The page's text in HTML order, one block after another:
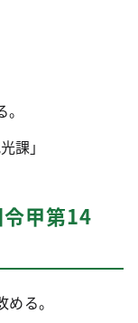
課」
甲第14
る。